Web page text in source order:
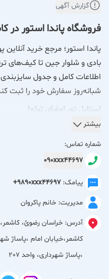
گزارش آگهی
فروشگاه پاندا استور در
پاندا استور؛ مرجع خرید
بادی و شلوار جین تا کیف‌های
اطلاعات کامل و جدول
شبانه‌روز سفارش خود را ثبت
استایل تو، امضای توئه!
رنگ‌بندی‌ها رو می‌خواستید
اختصاصی‌مون رو راه‌اندازی کردیم.
از این به بعد می‌تونی خیلی راحت:
مدل‌ها رو با عکس‌های باکیفیت
جدول سایزبندی رو چک کنی.
بیشتر
شماره تماس:
090xxx44697
پیامک: +9890xxx44697
مدیریت: خانم پاکروان
آدرس:
،پاساژ شهرداری، واحد 207